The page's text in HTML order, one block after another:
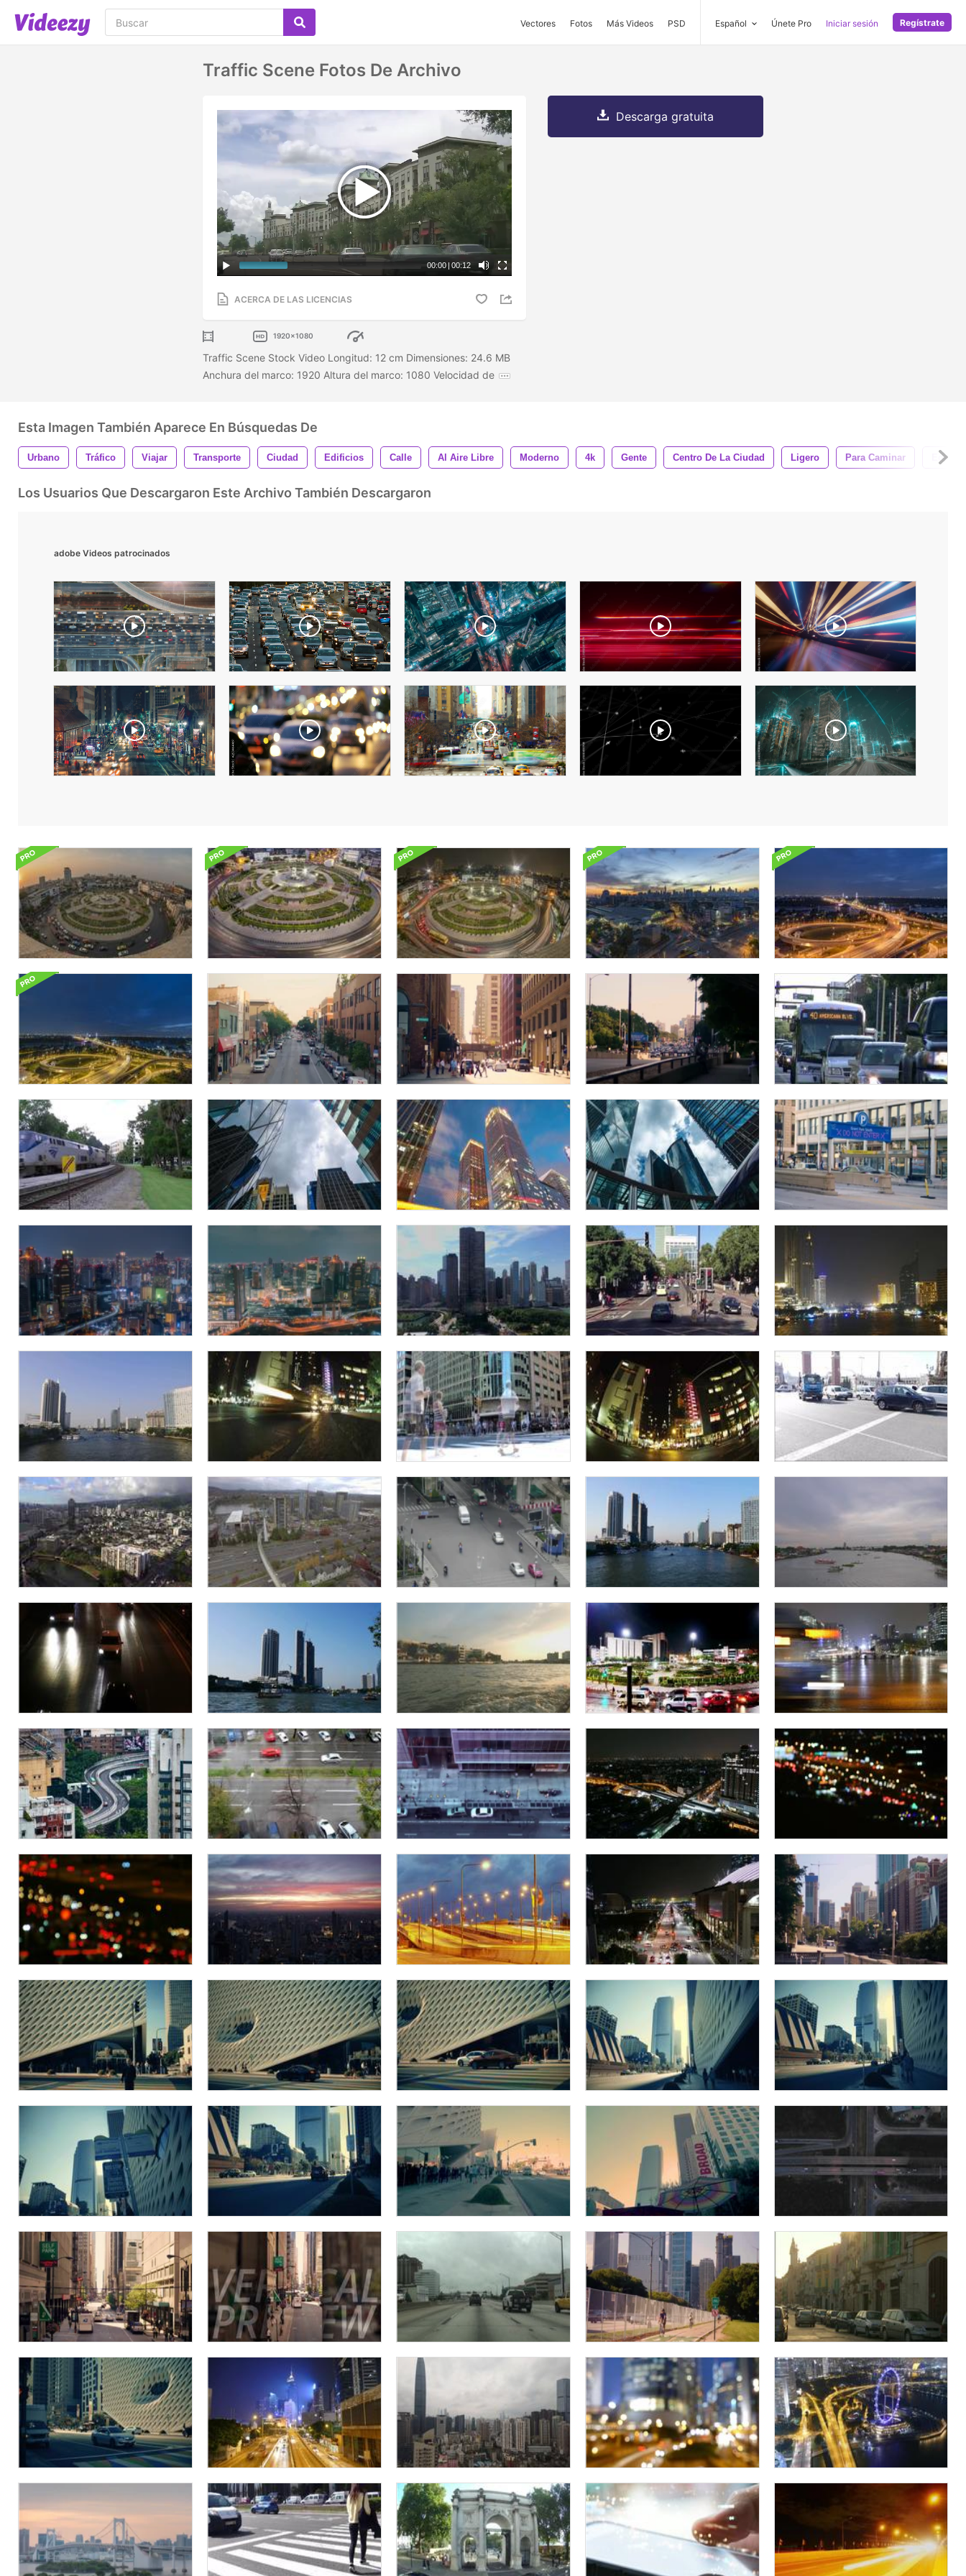
Vectores Fotos Más Videos PSD Español Únete Pro Iniciar sesión Regístrate
Traffic Scene Fotos De Archivo
00:00 | 00:12
ACERCA DE LAS LICENCIAS
1920x1080
Traffic Scene Stock Video Longitud: 12 cm Dimensiones: 24.6 MB
Anchura del marco: 1920 Altura del marco: 1080 Velocidad de
Descarga gratuita
Esta Imagen También Aparece En Búsquedas De
Urbano Tráfico Viajar Transporte Ciudad Edificios Calle Al Aire Libre Moderno 4k Gente Centro De La Ciudad Ligero Para Caminar Edificio
Los Usuarios Que Descargaron Este Archivo También Descargaron
adobe Videos patrocinados